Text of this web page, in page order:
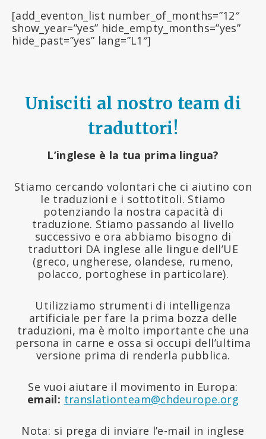
[add_eventon_list number_of_months=”12″
show_year=”yes” hide_empty_months=”yes”
hide_past=”yes” lang=”L1″]
Unisciti al nostro team di
traduttori!
L’inglese è la tua prima lingua?
Stiamo cercando volontari che ci aiutino con
le traduzioni e i sottotitoli. Stiamo
potenziando la nostra capacità di
traduzione. Stiamo passando al livello
successivo e ora abbiamo bisogno di
traduttori DA inglese alle lingue dell’UE
(greco, ungherese, olandese, rumeno,
polacco, portoghese in particolare).
Utilizziamo strumenti di intelligenza
artificiale per fare la prima bozza delle
traduzioni, ma è molto importante che una
persona in carne e ossa si occupi dell’ultima
versione prima di renderla pubblica.
Se vuoi aiutare il movimento in Europa:
email: translationteam@chdeurope.org
Nota: si prega di inviare l’e-mail in inglese